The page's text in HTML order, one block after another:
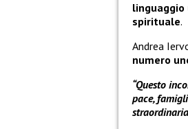
linguaggio
spirituale.
Andrea
numero
“Questo
pace,